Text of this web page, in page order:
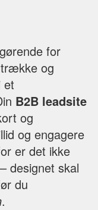
for
og
et
B2B leadsite
og
og engagere
er det ikke
designet skal
du
.